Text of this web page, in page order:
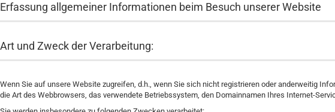
Erfassung allgemeiner Informationen beim Besuch unserer Website
Art und Zweck der Verarbeitung:
Wenn Sie auf unsere Website zugreifen, d.h., wenn Sie sich nicht registrieren oder anderweitig
die Art des Webbrowsers, das verwendete Betriebssystem, den Domainnamen Ihres Internet-